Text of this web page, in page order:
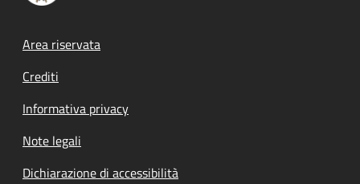
Footer menu
Area riservata
Crediti
Informativa privacy
Note legali
Dichiarazione di accessibilità